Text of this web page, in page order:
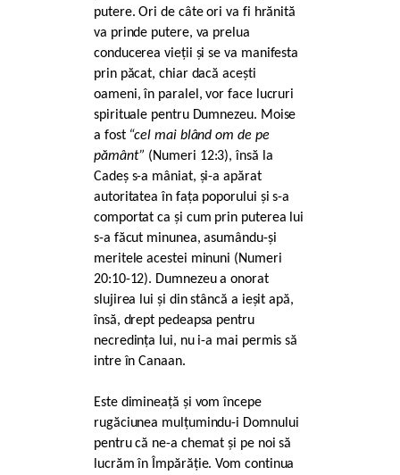
putere. Ori de câte ori va fi hrănită
va prinde putere, va prelua
conducerea vieții și se va manifesta
prin păcat, chiar dacă acești
oameni, în paralel, vor face lucruri
spirituale pentru Dumnezeu. Moise
a fost “cel mai blând om de pe
pământ” (Numeri 12:3), însă la
Cadeș s-a mâniat, și-a apărat
autoritatea în fața poporului și s-a
comportat ca și cum prin puterea lui
s-a făcut minunea, asumându-și
meritele acestei minuni (Numeri
20:10-12). Dumnezeu a onorat
slujirea lui și din stâncă a ieșit apă,
însă, drept pedeapsa pentru
necredința lui, nu i-a mai permis să
intre în Canaan.
Este dimineață și vom începe
rugăciunea mulțumindu-i Domnului
pentru că ne-a chemat și pe noi să
lucrăm în Împărăție. Vom continua